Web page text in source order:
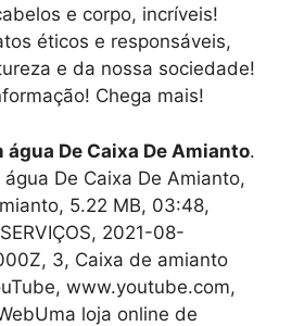
e corpo, incríveis!
éticos e responsáveis,
e da nossa sociedade!
Chega mais!
água De Caixa De Amianto.
De Caixa De Amianto,
5.22 MB, 03:48,
2021-08-
3, Caixa de amianto
www.youtube.com,
loja online de